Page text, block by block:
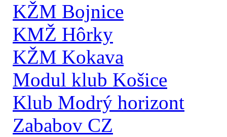
KŽM Bojnice
KMŽ Hôrky
KŽM Kokava
Modul klub Košice
Klub Modrý horizont
Zababov CZ